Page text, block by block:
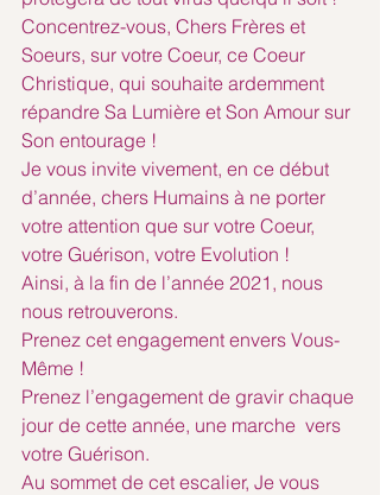
Concentrez-vous, Chers Frères et
Soeurs, sur votre Coeur, ce Coeur
Christique, qui souhaite ardemment
répandre Sa Lumière et Son Amour sur
Son entourage !
Je vous invite vivement, en ce début
d’année, chers Humains à ne porter
votre attention que sur votre Coeur,
votre Guérison, votre Evolution !
Ainsi, à la fin de l’année 2021, nous
nous retrouverons.
Prenez cet engagement envers Vous-
Même !
Prenez l’engagement de gravir chaque
jour de cette année, une marche  vers
votre Guérison.
Au sommet de cet escalier, Je vous